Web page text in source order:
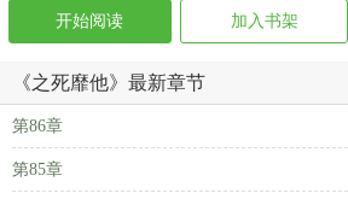
开始阅读 加入书架
《之死靡他》最新章节
第86章
第85章